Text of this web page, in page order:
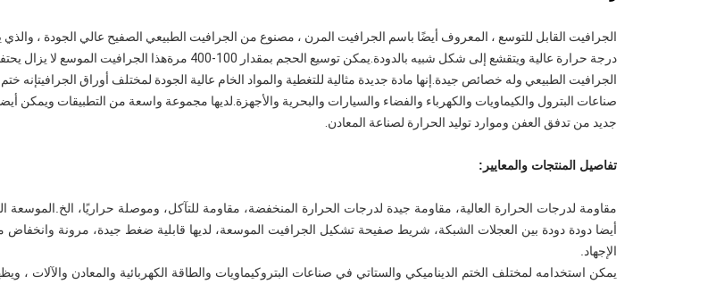
الجرافيت القابل للتوسع ، المعروف أيضًا باسم الجرافيت المرن ، مصنوع من الجرافيت الطبيعي الصفيح عالي الجودة ، والذي
درجة حرارة عالية ويتقشع إلى شكل شبيه بالدودة.يمكن توسيع الحجم بمقدار 100-400 مرةهذا
الجرافيت الطبيعي وله خصائص جيدة.إنها مادة جديدة مثالية للتغطية والمواد الخام عالية الجودة لمختلف أوراق الجرافيتإنه
صناعات البترول والكيماويات والكهرباء والفضاء والسيارات والبحرية والأجهزة.لديها مجموعة واسعة من التطبيقات ويمكن
جديد من تدفق العفن وموارد توليد الحرارة لصناعة المعادن.
تفاصيل المنتجات والمعايير:
مقاومة لدرجات الحرارة العالية، مقاومة جيدة لدرجات الحرارة المنخفضة، مقاومة للتآكل، وموصلة حراريًا،
أيضا دودة دودة بين العجلات الشبكة، شريط صفيحة تشكيل الجرافيت الموسعة، لديها قابلية ضغط جيدة، مرونة وانخفاض
الإجهاد.
يمكن استخدامه لمختلف الختم الديناميكي والستاتي في صناعات البتروكيماويات والطاقة الكهربائية والمعادن والآلات ،